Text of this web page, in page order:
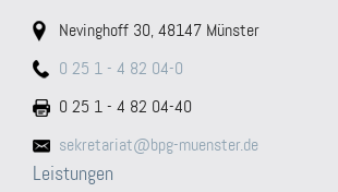
Nevinghoff 30, 48147 Münster
0 25 1 - 4 82 04-0
0 25 1 - 4 82 04-40
sekretariat@bpg-muenster.de
Leistungen